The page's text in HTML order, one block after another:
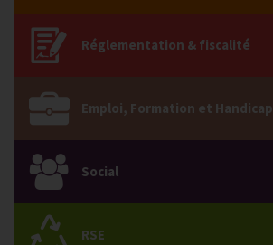
Réglementation & fiscalité
Emploi, Formation et Handicap
Social
RSE